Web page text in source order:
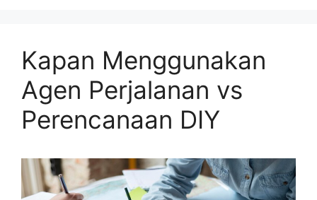
Kapan Menggunakan
Agen Perjalanan vs
Perencanaan DIY